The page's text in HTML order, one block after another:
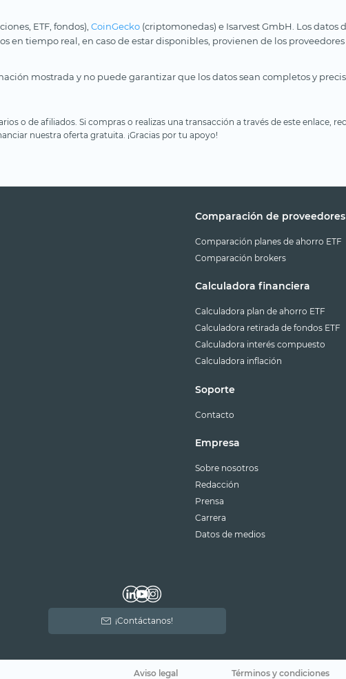
ETF, fondos), CoinGecko (criptomonedas) e Isarvest GmbH. Los datos
en tiempo real, en caso de estar disponibles, provienen de los
mostrada y no puede garantizar que los datos sean completos y
o de afiliados. Si compras o realizas una transacción a través de este enlace,
nuestra oferta gratuita. ¡Gracias por tu apoyo!
Comparación de proveedores
Comparación planes de ahorro ETF
Comparación brokers
Calculadora financiera
Calculadora plan de ahorro ETF
Calculadora retirada de fondos ETF
Calculadora interés compuesto
Calculadora inflación
Soporte
Contacto
Empresa
Sobre nosotros
Redacción
Prensa
Carrera
Datos de medios
¡Contáctanos!
Aviso legal Términos y condiciones